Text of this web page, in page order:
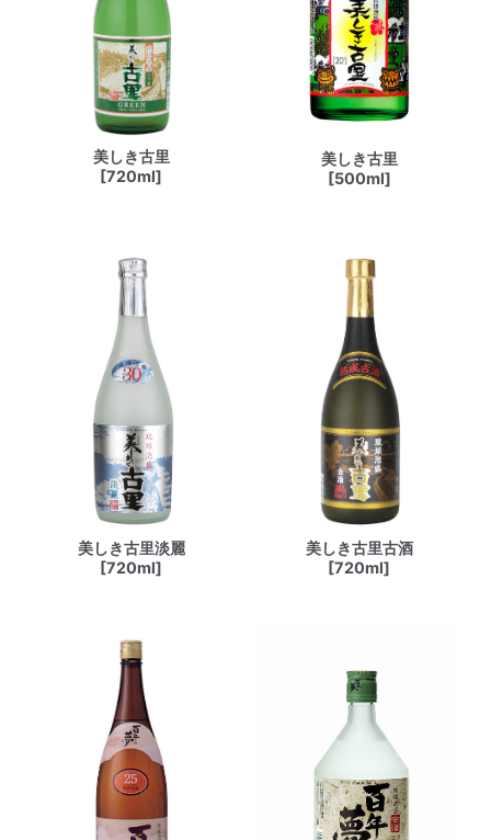
美しき古里
[720ml]
美しき古里
[500ml]
美しき古里淡麗
[720ml]
美しき古里古酒
[720ml]